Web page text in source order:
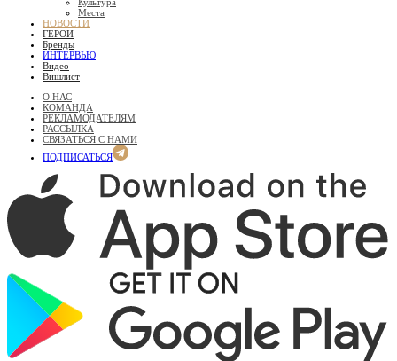
Места
НОВОСТИ
ГЕРОИ
Бренды
ИНТЕРВЬЮ
Видео
Вишлист
О НАС
КОМАНДА
РЕКЛАМОДАТЕЛЯМ
РАССЫЛКА
СВЯЗАТЬСЯ С НАМИ
ПОДПИСАТЬСЯ